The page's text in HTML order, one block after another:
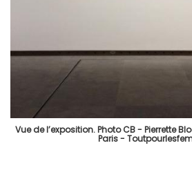
Vue de l’exposition. Photo CB - Pierrette
Paris -